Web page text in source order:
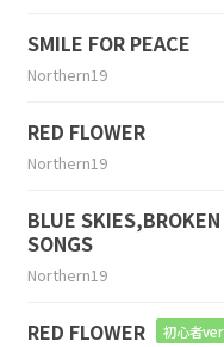
SMILE FOR PEACE
Northern19
RED FLOWER
Northern19
BLUE
SONGS
Northern19
RED FLOWER 初心者ver